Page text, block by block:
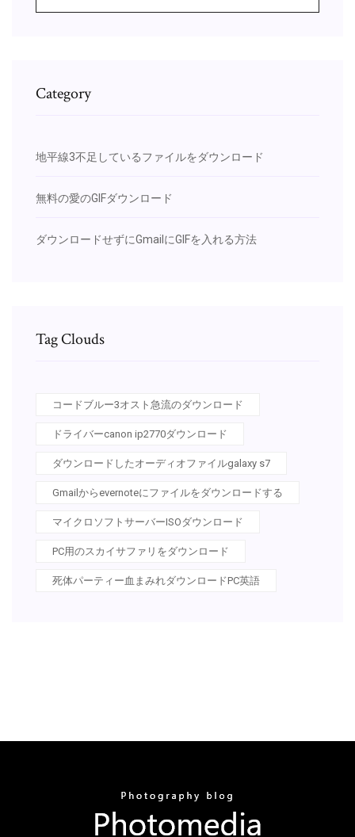
Category
地平線3不足しているファイルをダウンロード
無料の愛のGIFダウンロード
ダウンロードせずにGmailにGIFを入れる方法
Tag Clouds
コードブルー3オスト急流のダウンロード
ドライバーcanon ip2770ダウンロード
ダウンロードしたオーディオファイルgalaxy s7
Gmailからevernoteにファイルをダウンロードする
マイクロソフトサーバーISOダウンロード
PC用のスカイサファリをダウンロード
死体パーティー血まみれダウンロードPC英語